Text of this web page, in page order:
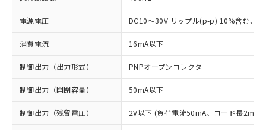
電源電圧 DC10～30V リップル(p-p) 10%含む、
消費電流 16mA以下
制御出力（出力形式） PNPオープンコレクタ
制御出力（開閉容量） 50mA以下
制御出力（残留電圧） 2V以下 (負荷電流50mA、コード長2m時)